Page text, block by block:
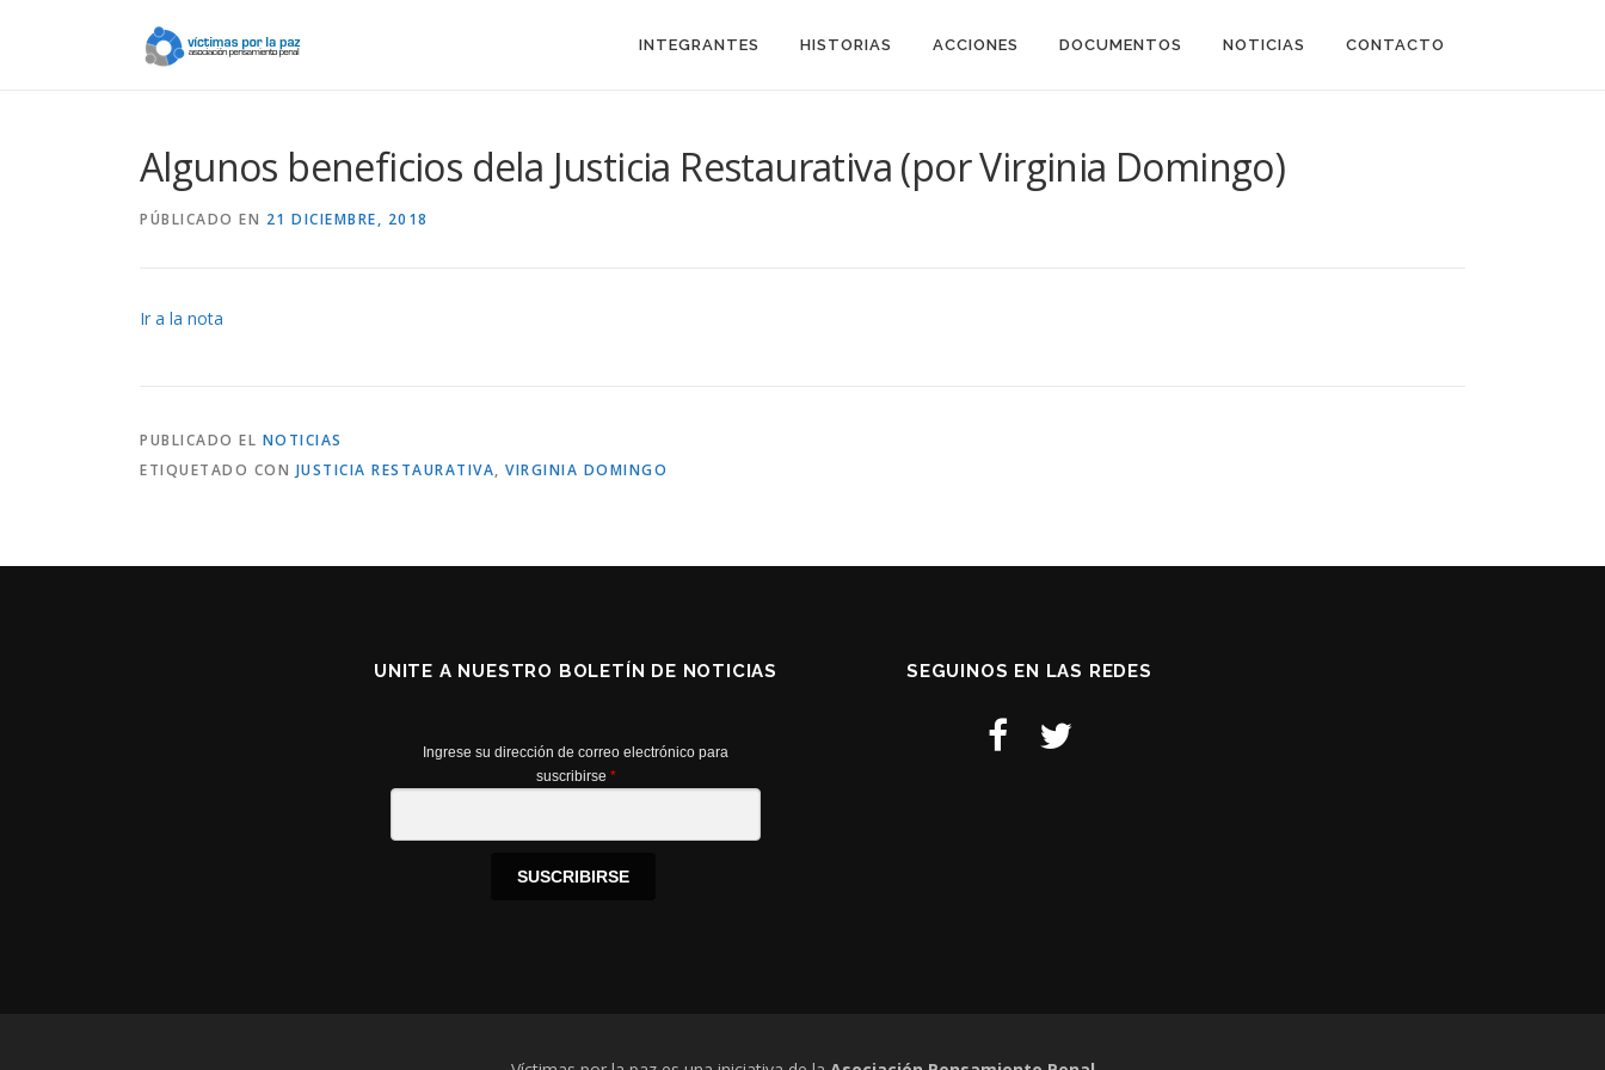
INTEGRANTES HISTORIAS ACCIONES DOCUMENTOS NOTICIAS CONTACTO
Algunos beneficios dela Justicia Restaurativa (por Virginia Domingo)
PÚBLICADO EN 21 DICIEMBRE, 2018
Ir a la nota
PUBLICADO EL NOTICIAS
ETIQUETADO CON JUSTICIA RESTAURATIVA, VIRGINIA DOMINGO
UNITE A NUESTRO BOLETÍN DE NOTICIAS
Ingrese su dirección de correo electrónico para
suscribirse *
SUSCRIBIRSE
SEGUINOS EN LAS REDES